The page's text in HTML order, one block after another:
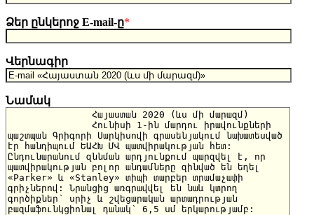
Ձեր ընկերոջ E-mail-ը*
Վերնագիր
Նամակ